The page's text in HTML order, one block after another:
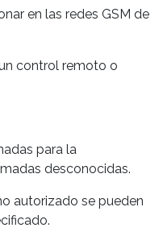
en las redes GSM de
control remoto o
para la
desconocidas.
autorizado se pueden